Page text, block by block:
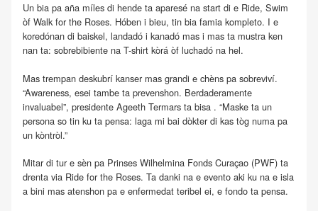
Un bia pa aña míles di hende ta aparesé na start di e Ride, Swim
òf Walk for the Roses. Hóben i bieu, tin bia famia kompleto. I e
koredónan di baiskel, landadó i kanadó mas i mas ta mustra ken
nan ta: sobrebibiente na T-shirt kòrá òf luchadó na hel.
Mas trempan deskubrí kanser mas grandi e chèns pa sobreviví.
“Awareness, esei tambe ta prevenshon. Berdaderamente
invaluabel”, presidente Ageeth Termars ta bisa . “Maske ta un
persona so tin ku ta pensa: laga mi bai dòkter di kas tòg numa pa
un kòntròl.”
Mitar di tur e sèn pa Prinses Wilhelmina Fonds Curaçao (PWF) ta
drenta via Ride for the Roses. Ta danki na e evento aki ku na e isla
a bini mas atenshon pa e enfermedat teribel ei, e fondo ta pensa.